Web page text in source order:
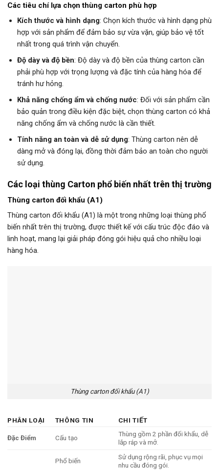
Các tiêu chí lựa chọn thùng carton phù hợp
Kích thước và hình dạng: Chọn kích thước và hình dạng phù
hợp với sản phẩm để đảm bảo sự vừa vặn, giúp bảo vệ tốt
nhất trong quá trình vận chuyển.
Độ dày và độ bền: Độ dày và độ bền của thùng carton cần
phải phù hợp với trọng lượng và đặc tính của hàng hóa để
tránh hư hỏng.
Khả năng chống ẩm và chống nước: Đối với sản phẩm cần
bảo quản trong điều kiện đặc biệt, chọn thùng carton có khả
năng chống ẩm và chống nước là cần thiết.
Tính năng an toàn và dễ sử dụng: Thùng carton nên dễ
dàng mở và đóng lại, đồng thời đảm bảo an toàn cho người
sử dụng.
Các loại thùng Carton phổ biến nhất trên thị trường
Thùng carton đối khẩu (A1)
Thùng carton đối khẩu (A1) là một trong những loại thùng phổ
biến nhất trên thị trường, được thiết kế với cấu trúc độc đáo và
linh hoạt, mang lại giải pháp đóng gói hiệu quả cho nhiều loại
hàng hóa.
Thùng carton đối khẩu (A1)
PHÂN LOẠI THÔNG TIN CHI TIẾT
Đặc Điểm Cấu tạo
Thùng gồm 2 phần đối khẩu, dễ
lắp ráp và mở.
Phổ biến
Sử dụng rộng rãi, phục vụ mọi
nhu cầu đóng gói.